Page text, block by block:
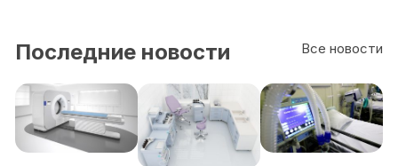
см²
Все новости
Последние новости